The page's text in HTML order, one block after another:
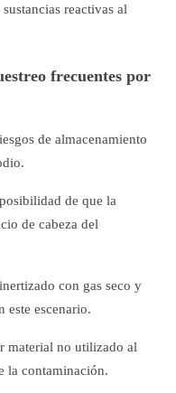
reactivas al
frecuentes por
de almacenamiento
de que la
de cabeza del
con gas seco y
este escenario.
material no utilizado al
la contaminación.